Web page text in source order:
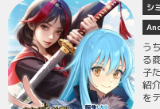
シ
う
る
子
紹
を